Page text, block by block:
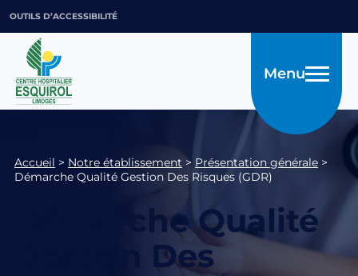
OUTILS D’ACCESSIBILITÉ
Menu
Accueil > Notre établissement > Présentation générale >
Démarche Qualité Gestion Des Risques (GDR)
Démarche Qualité
Gestion Des